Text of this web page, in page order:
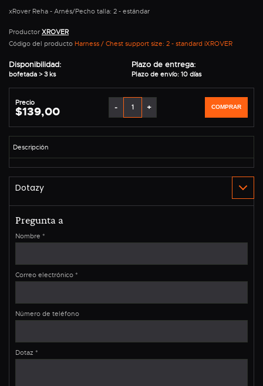
xRover Reha - Arnés/Pecho talla: 2 - estándar
Productor XROVER
Código del producto Harness / Chest support size: 2 - standard iXROVER
Disponibilidad:
bofetada > 3 ks
Plazo de entrega:
Plazo de envío: 10 días
Precio
$139,00 - + COMPRAR
Pregunta a
Nombre *
Correo electrónico *
Número de teléfono
Dotaz *